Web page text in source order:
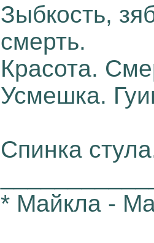
Зыбкость,
смерть.
Красота.
Усмешка.
Спинка
* Майкла -